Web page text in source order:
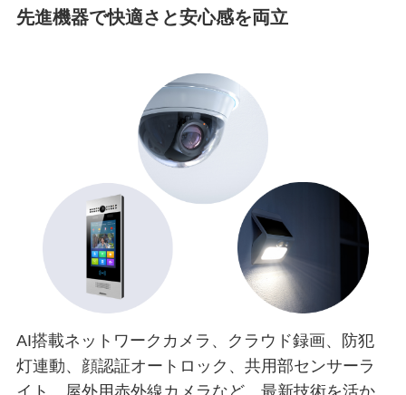
先進機器で快適さと安心感を両立
AI搭載ネットワークカメラ、クラウド録画、防犯
灯連動、顔認証オートロック、共用部センサーラ
イト、屋外用赤外線カメラなど、最新技術を活か